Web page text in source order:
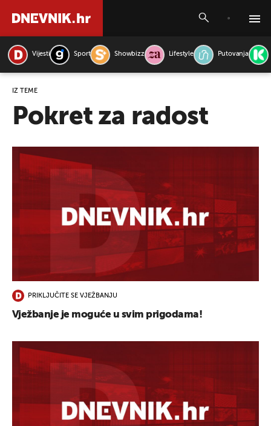
Vijesti Sport Showbizz Lifestyle Putovanja
IZ TEME
Pokret za radost
PRIKLJUČITE SE VJEŽBANJU
Vježbanje je moguće u svim prigodama!
PRETRAŽITE VIJESTI